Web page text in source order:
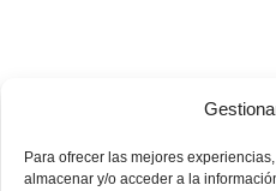
Para ofrecer las mejores
almacenar y/o acceder a la